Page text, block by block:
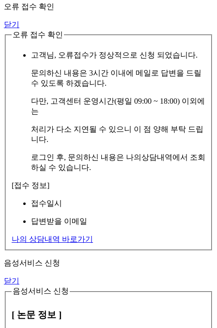
오류 접수 확인
닫기
오류 접수 확인
고객님, 오류접수가 정상적으로 신청 되었습니다.
문의하신 내용은 3시간 이내에 메일로 답변을 드릴
수 있도록 하겠습니다.
다만, 고객센터 운영시간(평일 09:00 ~ 18:00) 이외에
는
처리가 다소 지연될 수 있으니 이 점 양해 부탁 드립
니다.
로그인 후, 문의하신 내용은 나의상담내역에서 조회
하실 수 있습니다.
[접수 정보]
접수일시
답변받을 이메일
나의 상담내역 바로가기
음성서비스 신청
닫기
음성서비스 신청
[ 논문 정보 ]